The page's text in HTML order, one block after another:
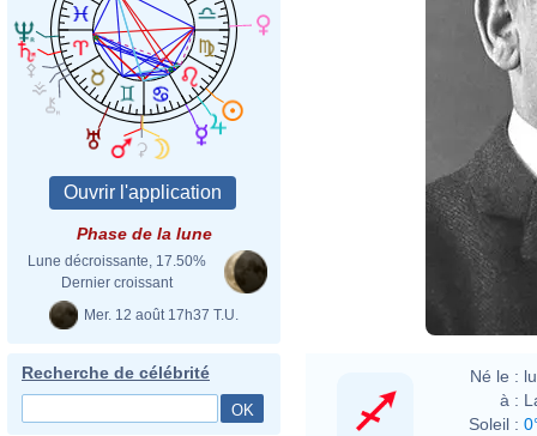
Phase de la lune
Lune décroissante, 17.50%
Dernier croissant
Mer. 12 août 17h37 T.U.
Recherche de célébrité Né le :
à :
Soleil :